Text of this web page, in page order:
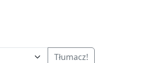
Tłumacz!